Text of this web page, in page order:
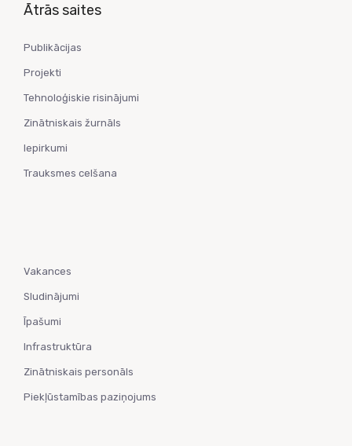
Ātrās saites
Publikācijas
Projekti
Tehnoloģiskie risinājumi
Zinātniskais žurnāls
Iepirkumi
Trauksmes celšana
Vakances
Sludinājumi
Īpašumi
Infrastruktūra
Zinātniskais personāls
Piekļūstamības paziņojums